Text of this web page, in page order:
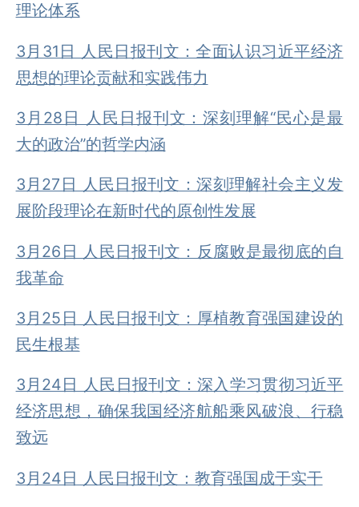
理论体系
3月31日 人民日报刊文：全面认识习近平经济
思想的理论贡献和实践伟力
3月28日 人民日报刊文：深刻理解“民心是最
大的政治”的哲学内涵
3月27日 人民日报刊文：深刻理解社会主义发
展阶段理论在新时代的原创性发展
3月26日 人民日报刊文：反腐败是最彻底的自
我革命
3月25日 人民日报刊文：厚植教育强国建设的
民生根基
3月24日 人民日报刊文：深入学习贯彻习近平
经济思想，确保我国经济航船乘风破浪、行稳
致远
3月24日 人民日报刊文：教育强国成于实干